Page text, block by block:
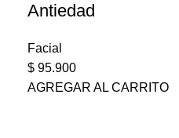
Antiedad
Facial
$ 95.900
AGREGAR AL CARRITO